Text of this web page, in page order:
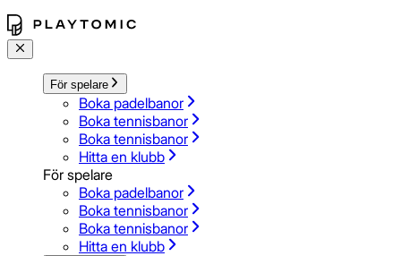
För spelare
Boka padelbanor
Boka tennisbanor
Boka tennisbanor
Hitta en klubb
För spelare
Boka padelbanor
Boka tennisbanor
Boka tennisbanor
Hitta en klubb